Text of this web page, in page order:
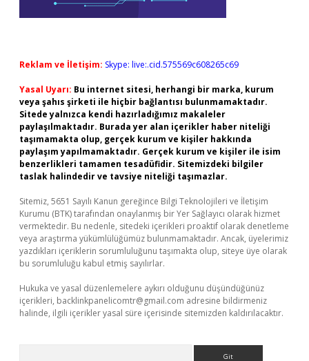
Reklam ve İletişim: Skype: live:.cid.575569c608265c69
Yasal Uyarı: Bu internet sitesi, herhangi bir marka, kurum
veya şahıs şirketi ile hiçbir bağlantısı bulunmamaktadır.
Sitede yalnızca kendi hazırladığımız makaleler
paylaşılmaktadır. Burada yer alan içerikler haber niteliği
taşımamakta olup, gerçek kurum ve kişiler hakkında
paylaşım yapılmamaktadır. Gerçek kurum ve kişiler ile isim
benzerlikleri tamamen tesadüfidir. Sitemizdeki bilgiler
taslak halindedir ve tavsiye niteliği taşımazlar.
Sitemiz, 5651 Sayılı Kanun gereğince Bilgi Teknolojileri ve İletişim
Kurumu (BTK) tarafından onaylanmış bir Yer Sağlayıcı olarak hizmet
vermektedir. Bu nedenle, sitedeki içerikleri proaktif olarak denetleme
veya araştırma yükümlülüğümüz bulunmamaktadır. Ancak, üyelerimiz
yazdıkları içeriklerin sorumluluğunu taşımakta olup, siteye üye olarak
bu sorumluluğu kabul etmiş sayılırlar.
Hukuka ve yasal düzenlemelere aykırı olduğunu düşündüğünüz
içerikleri, backlinkpanelicomtr@gmail.com adresine bildirmeniz
halinde, ilgili içerikler yasal süre içerisinde sitemizden kaldırılacaktır.